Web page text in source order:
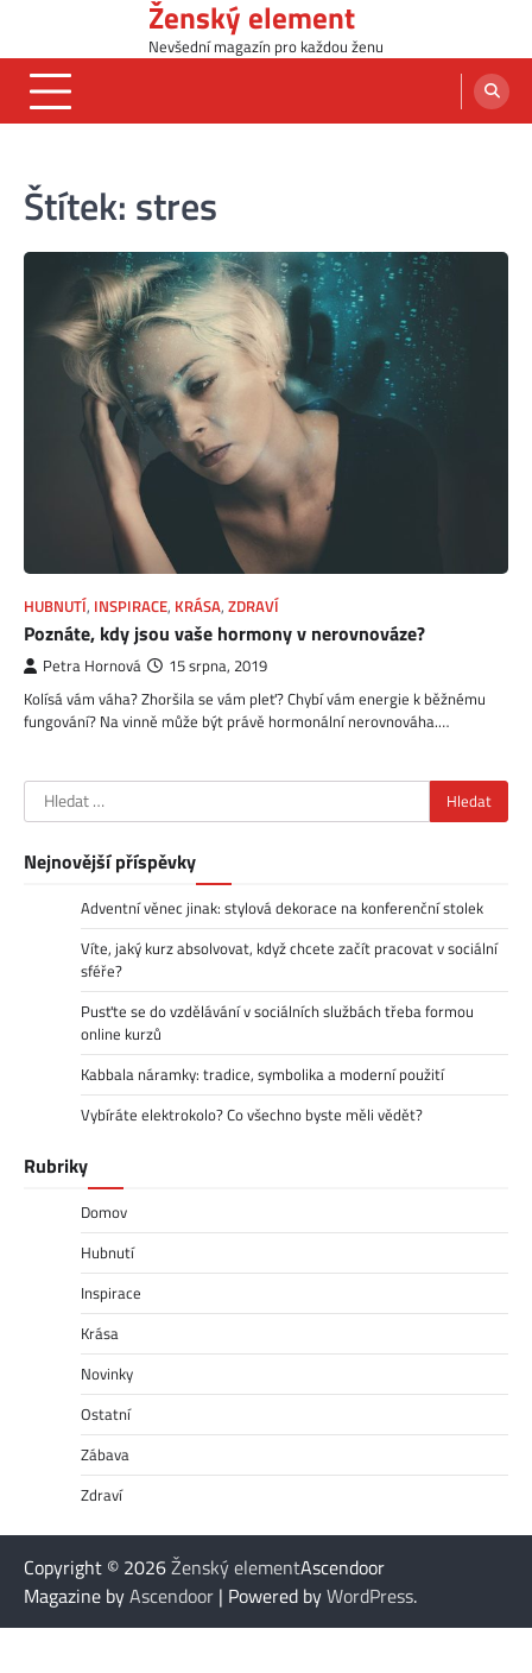
content
Ženský element
Nevšední magazín pro každou ženu
Štítek: stres
HUBNUTÍ, INSPIRACE, KRÁSA, ZDRAVÍ
Poznáte, kdy jsou vaše hormony v nerovnováze?
Petra Hornová 15 srpna, 2019
Kolísá vám váha? Zhoršila se vám pleť? Chybí vám energie k běžnému
fungování? Na vinně může být právě hormonální nerovnováha.…
Vyhledávání
Nejnovější příspěvky
Adventní věnec jinak: stylová dekorace na konferenční stolek
Víte, jaký kurz absolvovat, když chcete začít pracovat v sociální
sféře?
Pusťte se do vzdělávání v sociálních službách třeba formou
online kurzů
Kabbala náramky: tradice, symbolika a moderní použití
Vybíráte elektrokolo? Co všechno byste měli vědět?
Rubriky
Domov
Hubnutí
Inspirace
Krása
Novinky
Ostatní
Zábava
Zdraví
Copyright © 2026Ženský elementAscendoor
Magazine byAscendoor | Powered byWordPress.